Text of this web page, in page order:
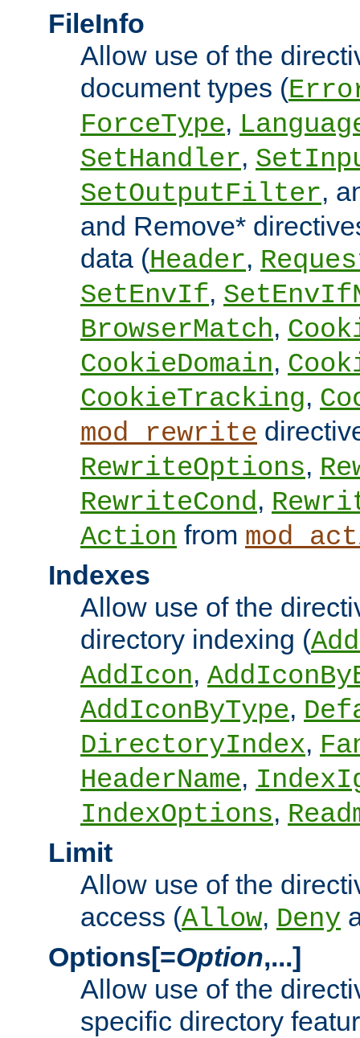
FileInfo
Allow use of the
document types (
ForceType,
SetHandler,
SetOutputFilter,
and Remove*
data (Header,
SetEnvIf,
BrowserMatch,
CookieDomain,
CookieTracking,
mod_rewrite
RewriteOptions,
RewriteCond,
Action from
Indexes
Allow use of the
directory indexing (
AddIcon,
AddIconByType,
DirectoryIndex,
HeaderName,
IndexOptions,
Limit
Allow use of the
access (Allow, Deny
Options[=Option,...]
Allow use of the
specific directory